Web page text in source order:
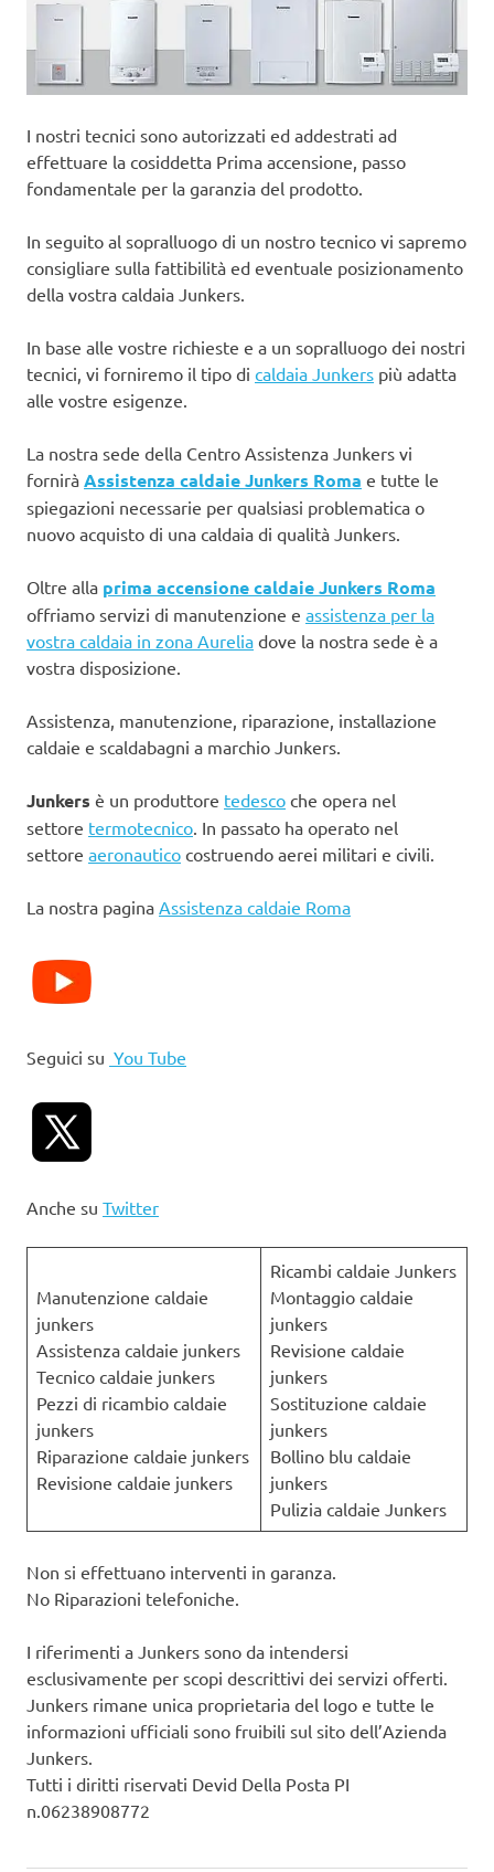
I nostri tecnici sono autorizzati ed addestrati ad
effettuare la cosiddetta Prima accensione, passo
fondamentale per la garanzia del prodotto.
In seguito al sopralluogo di un nostro tecnico vi sapremo
consigliare sulla fattibilità ed eventuale posizionamento
della vostra caldaia Junkers.
In base alle vostre richieste e a un sopralluogo dei nostri
tecnici, vi forniremo il tipo di caldaia Junkers più adatta
alle vostre esigenze.
La nostra sede della Centro Assistenza Junkers vi
fornirà Assistenza caldaie Junkers Roma e tutte le
spiegazioni necessarie per qualsiasi problematica o
nuovo acquisto di una caldaia di qualità Junkers.
Oltre alla prima accensione caldaie Junkers Roma
offriamo servizi di manutenzione e assistenza per la
vostra caldaia in zona Aurelia dove la nostra sede è a
vostra disposizione.
Assistenza, manutenzione, riparazione, installazione
caldaie e scaldabagni a marchio Junkers.
Junkers è un produttore tedesco che opera nel
settore termotecnico . In passato ha operato nel
settore aeronautico costruendo aerei militari e civili.
La nostra pagina Assistenza caldaie Roma
Seguici su You Tube
Anche su Twitter
Manutenzione caldaie
junkers
Assistenza caldaie junkers
Tecnico caldaie junkers
Pezzi di ricambio caldaie
junkers
Riparazione caldaie junkers
Revisione caldaie junkers
Ricambi caldaie Junkers
Montaggio caldaie
junkers
Revisione caldaie
junkers
Sostituzione caldaie
junkers
Bollino blu caldaie
junkers
Pulizia caldaie Junkers
Non si effettuano interventi in garanza.
No Riparazioni telefoniche.
I riferimenti a Junkers sono da intendersi
esclusivamente per scopi descrittivi dei servizi offerti.
Junkers rimane unica proprietaria del logo e tutte le
informazioni ufficiali sono fruibili sul sito dell’Azienda
Junkers.
Tutti i diritti riservati Devid Della Posta PI
n.06238908772